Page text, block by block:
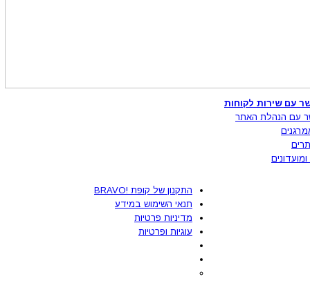
עם שירות לקוחות
עם הנהלת האתר
התקנון של קופת !BRAVO
תנאי השימוש במידע
מדיניות פרטיות
עוגיות ופרטיות